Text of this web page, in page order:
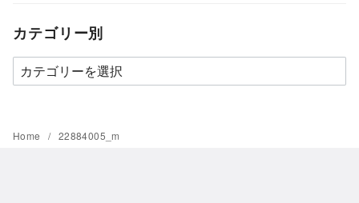
カテゴリー別
カ
テ
リ
Home 22884005_m